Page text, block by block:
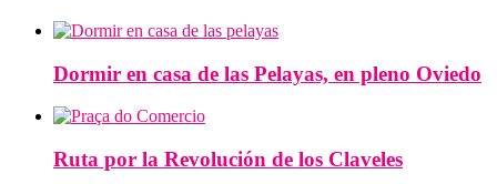
Dormir en casa de las Pelayas, en pleno Oviedo
Ruta por la Revolución de los Claveles